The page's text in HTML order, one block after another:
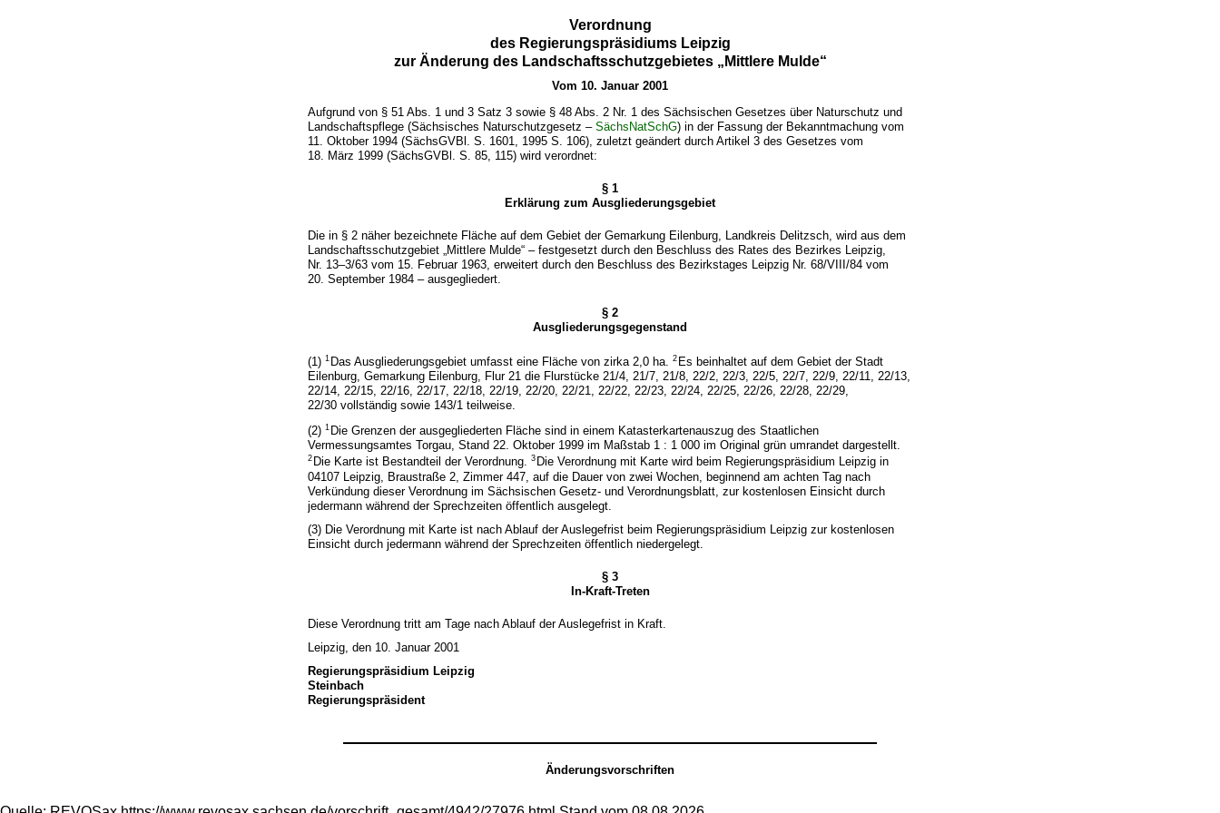
Verordnung
des Regierungspräsidiums Leipzig
zur Änderung des Landschaftsschutzgebietes „Mittlere Mulde“
Vom 10. Januar 2001
Aufgrund von § 51 Abs. 1 und 3 Satz 3 sowie § 48 Abs. 2 Nr. 1 des Sächsischen Gesetzes über Naturschutz und
Landschaftspflege (Sächsisches Naturschutzgesetz –SächsNatSchG) in der Fassung der Bekanntmachung vom
11. Oktober 1994 (SächsGVBl. S. 1601, 1995 S. 106), zuletzt geändert durch Artikel 3 des Gesetzes vom
18. März 1999 (SächsGVBl. S. 85, 115) wird verordnet:
§ 1
Erklärung zum Ausgliederungsgebiet
Die in § 2 näher bezeichnete Fläche auf dem Gebiet der Gemarkung Eilenburg, Landkreis Delitzsch, wird aus dem
Landschaftsschutzgebiet „Mittlere Mulde“ – festgesetzt durch den Beschluss des Rates des Bezirkes Leipzig,
Nr. 13–3/63 vom 15. Februar 1963, erweitert durch den Beschluss des Bezirkstages Leipzig Nr. 68/VIII/84 vom
20. September 1984 – ausgegliedert.
§ 2
Ausgliederungsgegenstand
(1)1 Das Ausgliederungsgebiet umfasst eine Fläche von zirka 2,0 ha.2 Es beinhaltet auf dem Gebiet der Stadt
Eilenburg, Gemarkung Eilenburg, Flur 21 die Flurstücke 21/4, 21/7, 21/8, 22/2, 22/3, 22/5, 22/7, 22/9, 22/11, 22/13,
22/14, 22/15, 22/16, 22/17, 22/18, 22/19, 22/20, 22/21, 22/22, 22/23, 22/24, 22/25, 22/26, 22/28, 22/29,
22/30 vollständig sowie 143/1 teilweise.
(2)1 Die Grenzen der ausgegliederten Fläche sind in einem Katasterkartenauszug des Staatlichen
Vermessungsamtes Torgau, Stand 22. Oktober 1999 im Maßstab 1 : 1 000 im Original grün umrandet dargestellt.
2 Die Karte ist Bestandteil der Verordnung.3 Die Verordnung mit Karte wird beim Regierungspräsidium Leipzig in
04107 Leipzig, Braustraße 2, Zimmer 447, auf die Dauer von zwei Wochen, beginnend am achten Tag nach
Verkündung dieser Verordnung im Sächsischen Gesetz- und Verordnungsblatt, zur kostenlosen Einsicht durch
jedermann während der Sprechzeiten öffentlich ausgelegt.
(3) Die Verordnung mit Karte ist nach Ablauf der Auslegefrist beim Regierungspräsidium Leipzig zur kostenlosen
Einsicht durch jedermann während der Sprechzeiten öffentlich niedergelegt.
§ 3
In-Kraft-Treten
Diese Verordnung tritt am Tage nach Ablauf der Auslegefrist in Kraft.
Leipzig, den 10. Januar 2001
Regierungspräsidium Leipzig
Steinbach
Regierungspräsident
Änderungsvorschriften